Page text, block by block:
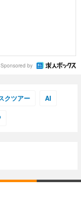
Sponsored by
クツアー AI